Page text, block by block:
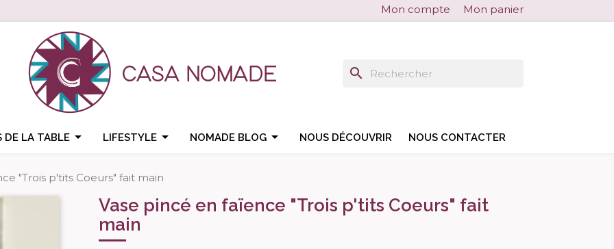
Mon compte Mon panier
search

DE LA TABLE 
LIFESTYLE 
NOMADE BLOG NOUS DÉCOUVRIR NOUS CONTACTER
search
"Trois p'tits Coeurs" fait main
Vase pincé en faïence "Trois p'tits Coeurs" fait
main